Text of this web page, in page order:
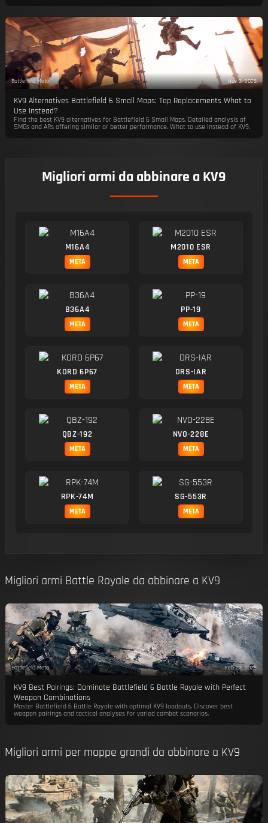
Battlefield Meta Nov 3, 2025
KV9 Alternatives Battlefield 6 Small Maps: Top Replacements What to
Use Instead?
Find the best KV9 alternatives for Battlefield 6 Small Maps. Detailed analysis of
SMGs and ARs offering similar or better performance. What to use instead of KV9.
Migliori armi da abbinare a KV9
M16A4
META
M2010 ESR
META
B36A4
META
PP-19
META
KORD 6P67
META
DRS-IAR
META
QBZ-192
META
NVO-228E
META
RPK-74M
META
SG-553R
META
Migliori armi Battle Royale da abbinare a KV9
Battlefield Meta Feb 23, 2026
KV9 Best Pairings: Dominate Battlefield 6 Battle Royale with Perfect
Weapon Combinations
Master Battlefield 6 Battle Royale with optimal KV9 loadouts. Discover best
weapon pairings and tactical analyses for varied combat scenarios.
Migliori armi per mappe grandi da abbinare a KV9